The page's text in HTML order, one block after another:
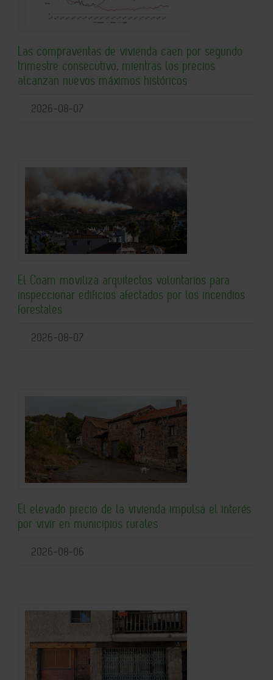
Las compraventas de vivienda caen por segundo
trimestre consecutivo, mientras los precios
alcanzan nuevos máximos históricos
2026-08-07
El Coam moviliza arquitectos voluntarios para
inspeccionar edificios afectados por los incendios
forestales
2026-08-07
El elevado precio de la vivienda impulsa el interés
por vivir en municipios rurales
2026-08-06